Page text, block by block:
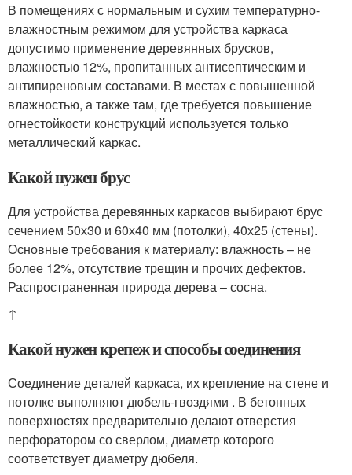
В помещениях с нормальным и сухим температурно-
влажностным режимом для устройства каркаса
допустимо применение деревянных брусков,
влажностью 12%, пропитанных антисептическим и
антипиреновым составами. В местах с повышенной
влажностью, а также там, где требуется повышение
огнестойкости конструкций используется только
металлический каркас.
Какой нужен брус
Для устройства деревянных каркасов выбирают брус
сечением 50х30 и 60х40 мм (потолки), 40х25 (стены).
Основные требования к материалу: влажность – не
более 12%, отсутствие трещин и прочих дефектов.
Распространенная природа дерева – сосна.
↑
Какой нужен крепеж и способы соединения
Соединение деталей каркаса, их крепление на стене и
потолке выполняют дюбель-гвоздями . В бетонных
поверхностях предварительно делают отверстия
перфоратором со сверлом, диаметр которого
соответствует диаметру дюбеля.